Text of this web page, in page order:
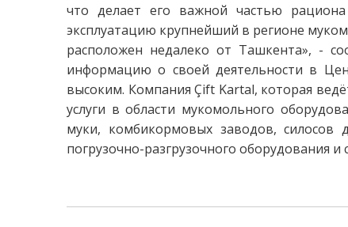
что делает его важной частью
эксплуатацию крупнейший в регионе
расположен недалеко от Ташкента», -
информацию о своей деятельности в
высоким. Компания Çift Kartal, которая
услуги в области мукомольного
муки, комбикормовых заводов, силосов
погрузочно-разгрузочного оборудования и